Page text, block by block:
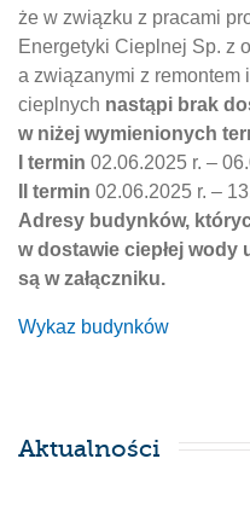
że w związku z pracami
Energetyki Cieplnej Sp. z
a związanymi z remontem
cieplnych nastąpi brak
w niżej wymienionych
I termin 02.06.2025 r. –
II termin 02.06.2025 r. –
Adresy budynków,
w dostawie ciepłej wody
są w załączniku.
Wykaz budynków
Aktualności